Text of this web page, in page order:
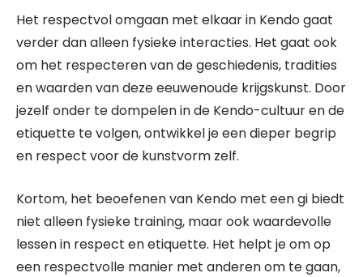
Het respectvol omgaan met elkaar in Kendo gaat
verder dan alleen fysieke interacties. Het gaat ook
om het respecteren van de geschiedenis, tradities
en waarden van deze eeuwenoude krijgskunst. Door
jezelf onder te dompelen in de Kendo-cultuur en de
etiquette te volgen, ontwikkel je een dieper begrip
en respect voor de kunstvorm zelf.
Kortom, het beoefenen van Kendo met een gi biedt
niet alleen fysieke training, maar ook waardevolle
lessen in respect en etiquette. Het helpt je om op
een respectvolle manier met anderen om te gaan,